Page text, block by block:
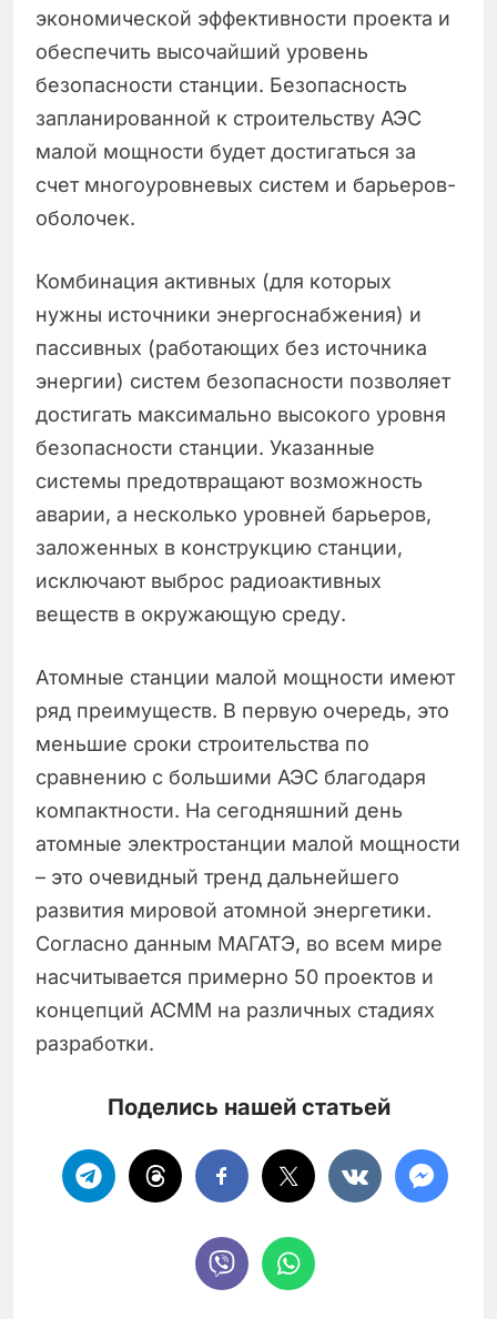
экономической эффективности проекта и
обеспечить высочайший уровень
безопасности станции. Безопасность
запланированной к строительству АЭС
малой мощности будет достигаться за
счет многоуровневых систем и барьеров-
оболочек.
Комбинация активных (для которых
нужны источники энергоснабжения) и
пассивных (работающих без источника
энергии) систем безопасности позволяет
достигать максимально высокого уровня
безопасности станции. Указанные
системы предотвращают возможность
аварии, а несколько уровней барьеров,
заложенных в конструкцию станции,
исключают выброс радиоактивных
веществ в окружающую среду.
Атомные станции малой мощности имеют
ряд преимуществ. В первую очередь, это
меньшие сроки строительства по
сравнению с большими АЭС благодаря
компактности. На сегодняшний день
атомные электростанции малой мощности
– это очевидный тренд дальнейшего
развития мировой атомной энергетики.
Согласно данным МАГАТЭ, во всем мире
насчитывается примерно 50 проектов и
концепций АСММ на различных стадиях
разработки.
Поделись нашей статьей